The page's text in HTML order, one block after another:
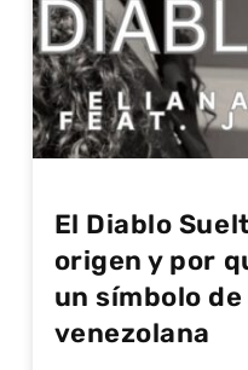
El Diablo
origen y por
un símbolo
venezolana